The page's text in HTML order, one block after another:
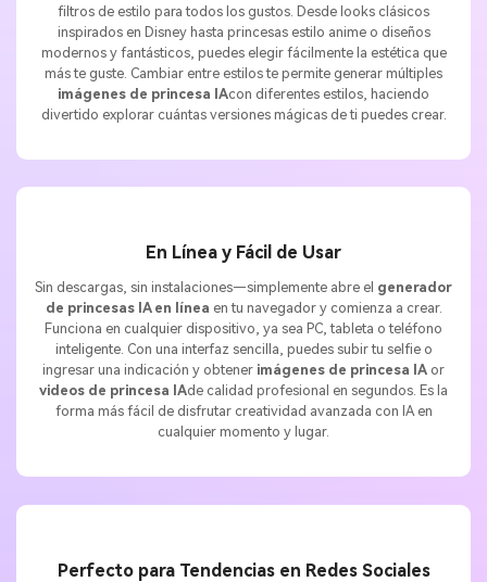
filtros de estilo para todos los gustos. Desde looks clásicos
inspirados en Disney hasta princesas estilo anime o diseños
modernos y fantásticos, puedes elegir fácilmente la estética que
más te guste. Cambiar entre estilos te permite generar múltiples
imágenes de princesa IAcon diferentes estilos, haciendo
divertido explorar cuántas versiones mágicas de ti puedes crear.
En Línea y Fácil de Usar
Sin descargas, sin instalaciones—simplemente abre el generador
de princesas IA en línea en tu navegador y comienza a crear.
Funciona en cualquier dispositivo, ya sea PC, tableta o teléfono
inteligente. Con una interfaz sencilla, puedes subir tu selfie o
ingresar una indicación y obtener imágenes de princesa IA or
videos de princesa IAde calidad profesional en segundos. Es la
forma más fácil de disfrutar creatividad avanzada con IA en
cualquier momento y lugar.
Perfecto para Tendencias en Redes Sociales